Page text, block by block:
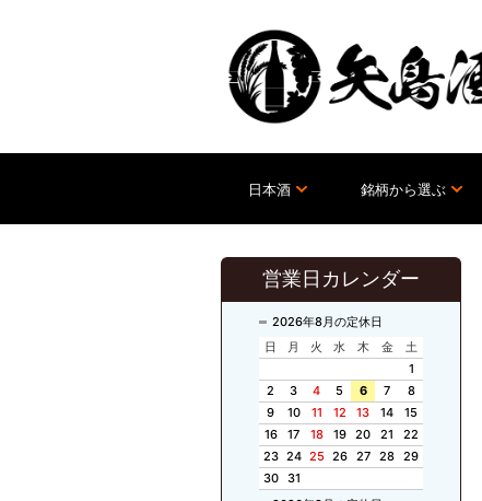
日本酒 銘柄から選ぶ
営業日カレンダー
2026年8月の定休日
日
月 火 水 木 金
土
1
2
3 4 5 6 7
8
9
10 11 12 13 14
15
16
17 18 19 20 21
22
23 24 25 26 27 28 29
30
31